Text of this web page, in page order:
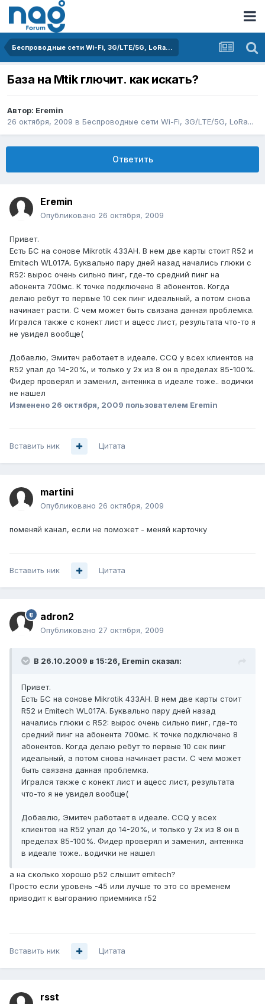
Беспроводные сети Wi-Fi, 3G/LTE/5G, LoRa...
База на Mtik глючит. как искать?
Автор: Eremin
26 октября, 2009 в Беспроводные сети Wi-Fi, 3G/LTE/5G, LoRa...
Ответить
Eremin
Опубликовано 26 октября, 2009
Привет.
Есть БС на сонове Mikrotik 433AH. В нем две карты стоит R52 и
Emitech WL017A. Буквально пару дней назад начались глюки с
R52: вырос очень сильно пинг, где-то средний пинг на
абонента 700мс. К точке подключено 8 абонентов. Когда
делаю ребут то первые 10 сек пинг идеальный, а потом снова
начинает расти. С чем может быть связана данная проблемка.
Игрался также с конект лист и ацесс лист, результата что-то я
не увидел вообще(
Добавлю, Эмитеч работает в идеале. ССQ у всех клиентов на
R52 упал до 14-20%, и только у 2х из 8 он в пределах 85-100%.
Фидер проверял и заменил, антеннка в идеале тоже.. водички
не нашел
Изменено 26 октября, 2009 пользователем Eremin
Вставить ник Цитата
martini
Опубликовано 26 октября, 2009
поменяй канал, если не поможет - меняй карточку
Вставить ник Цитата
adron2
Опубликовано 27 октября, 2009
В 26.10.2009 в 15:26, Eremin сказал:
Привет.
Есть БС на сонове Mikrotik 433AH. В нем две карты стоит
R52 и Emitech WL017A. Буквально пару дней назад
начались глюки с R52: вырос очень сильно пинг, где-то
средний пинг на абонента 700мс. К точке подключено 8
абонентов. Когда делаю ребут то первые 10 сек пинг
идеальный, а потом снова начинает расти. С чем может
быть связана данная проблемка.
Игрался также с конект лист и ацесс лист, результата
что-то я не увидел вообще(
Добавлю, Эмитеч работает в идеале. ССQ у всех
клиентов на R52 упал до 14-20%, и только у 2х из 8 он в
пределах 85-100%. Фидер проверял и заменил, антеннка
в идеале тоже.. водички не нашел
а на сколько хорошо р52 слышит emitech?
Просто если уровень -45 или лучше то это со временем
приводит к выгоранию приемника r52
Вставить ник Цитата
rsst